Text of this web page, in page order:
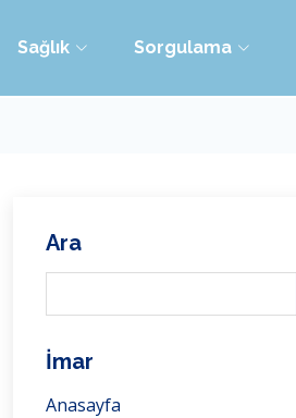
Sağlık Sorgulama
Ara
İmar
Anasayfa